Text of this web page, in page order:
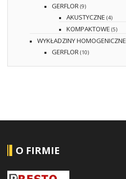
GERFLOR (9)
AKUSTYCZNE (4)
KOMPAKTOWE (5)
WYKŁADZINY HOMOGENICZNE
GERFLOR (10)
O FIRMIE